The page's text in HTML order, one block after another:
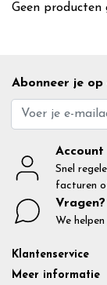
Geen producten
Abonneer je op
Account
Snel
facturen
Vragen?
We
Klantenservice
Meer informatie